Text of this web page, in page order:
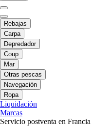
Rebajas
Carpa
Depredador
Coup
Mar
Otras pescas
Navegación
Ropa
Liquidación
Marcas
Servicio postventa en Francia